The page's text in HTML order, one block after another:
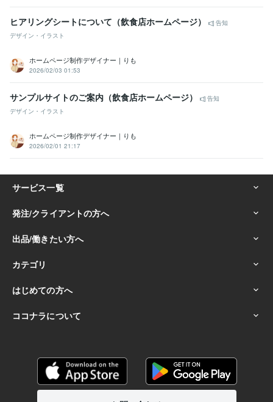
ヒアリングシートについて（飲食店ホームページ）
告知
デザイン・イラスト
ホームページ制作デザイナー｜りも
2026/02/03 01:53
サンプルサイトのご案内（飲食店ホームページ）
告知
デザイン・イラスト
ホームページ制作デザイナー｜りも
2026/02/01 21:17